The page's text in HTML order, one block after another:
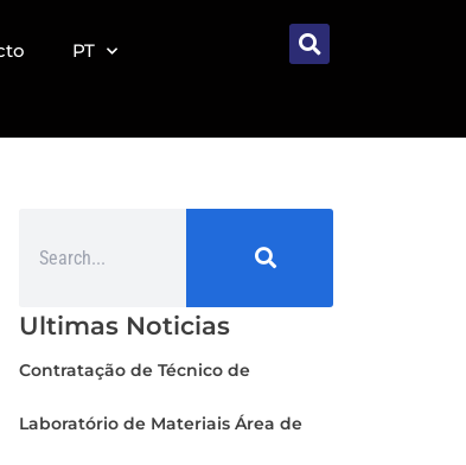
PT
Ultimas Noticias
Contratação de Técnico de
Laboratório de Materiais Área de